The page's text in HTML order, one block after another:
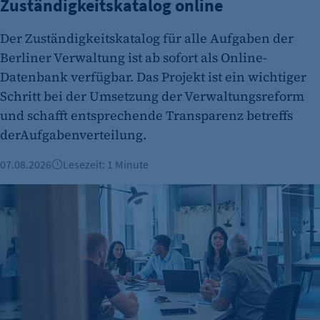
480 Tage
etracker Analytics
Name:
isSdEnabled
Anbieter:
etracker GmbH
Zweck:
Erkennung, ob bei dem Besucher die
Scrolltiefe gemessen wird.
Cookie Laufzeit:
Zuständigkeitskatalog online
Der Zuständigkeitskatalog für alle Aufgaben der
Berliner Verwaltung ist ab sofort als Online-
Datenbank verfügbar. Das Projekt ist ein wichtiger
Schritt bei der Umsetzung der Verwaltungsreform
und schafft entsprechende Transparenz betreffs
derAufgabenverteilung.
07.08.2026 Lesezeit: 1 Minute
Gründungszahlen steigen, Bürokratie bleibt größte Hürde